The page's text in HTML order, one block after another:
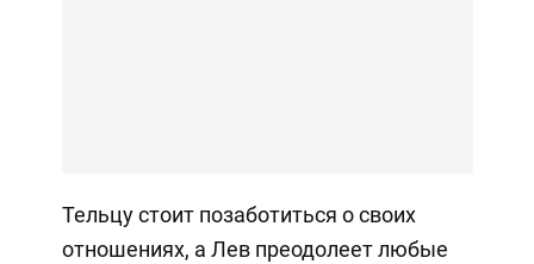
Тельцу стоит позаботиться о своих
отношениях, а Лев преодолеет любые